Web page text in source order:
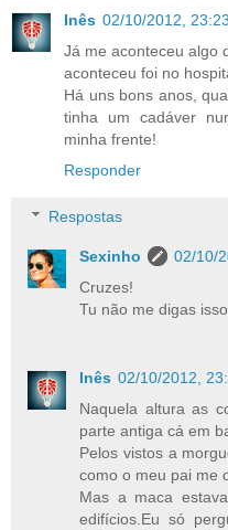
Inês 02/10/2012,
Já me aconteceu algo
aconteceu foi no
Há uns bons anos,
tinha um cadáver
minha frente!
Responder
Respostas
Sexinho
02/10/
Cruzes!
Tu não me digas
Inês 02/10/2012,
Naquela altura as
parte antiga cá em
Pelos vistos a
como o meu pai me
Mas a maca
edifícios.Eu só